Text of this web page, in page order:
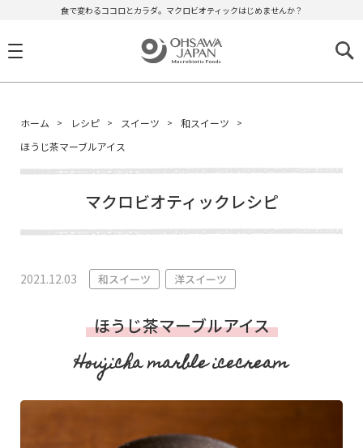
食で変わるココロとカラダ。マクロビオティックはじめませんか？
ホーム レシピ スイーツ
和スイーツ
ほうじ茶マーブルアイス
マクロビオティックレシピ
2021.12.03 和スイーツ 洋スイーツ
ほうじ茶マーブルアイス
Houjicha marble icecream